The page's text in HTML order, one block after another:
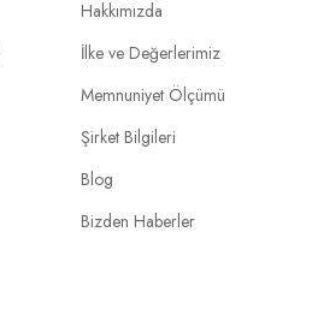
Hakkımızda
İlke ve Değerlerimiz
Memnuniyet Ölçümü
Şirket Bilgileri
Blog
Bizden Haberler